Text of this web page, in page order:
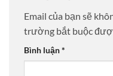
Email của bạn sẽ
trường bắt buộc
Bình luận*